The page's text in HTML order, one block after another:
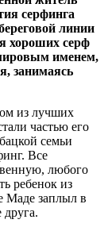
серфинга
линии
хороших серф
именем,
занимаясь
из лучших
частью его
семьи
Все
любого
ребенок из
Маде заплыл в
друга.